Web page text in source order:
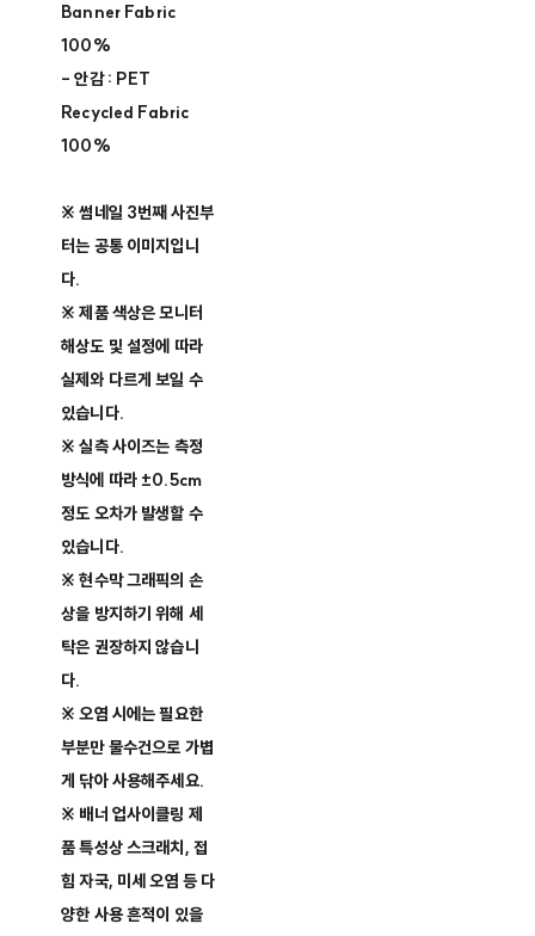
Banner Fabric
100%
- 안감 : PET
Recycled Fabric
100%
※ 썸네일 3번째 사진부
터는 공통 이미지입니
다.
※ 제품 색상은 모니터
해상도 및 설정에 따라
실제와 다르게 보일 수
있습니다.
※ 실측 사이즈는 측정
방식에 따라 ±0.5cm
정도 오차가 발생할 수
있습니다.
※ 현수막 그래픽의 손
상을 방지하기 위해 세
탁은 권장하지 않습니
다.
※ 오염 시에는 필요한
부분만 물수건으로 가볍
게 닦아 사용해주세요.
※ 배너 업사이클링 제
품 특성상 스크래치, 접
힘 자국, 미세 오염 등 다
양한 사용 흔적이 있을